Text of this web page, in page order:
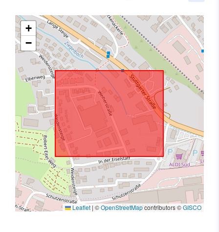
+
−
Leaflet | ©OpenStreetMapcontributors ©GISCO